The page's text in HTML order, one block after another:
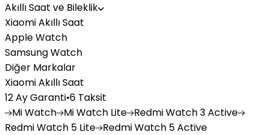
Akıllı Saat ve Bileklik
Xiaomi Akıllı Saat
Apple Watch
Samsung Watch
Diğer Markalar
Xiaomi Akıllı Saat
12 Ay Garanti•6 Taksit
MiWatch MiWatch Lite RedmiWatch 3 Active
RedmiWatch 5 Lite RedmiWatch 5 Active